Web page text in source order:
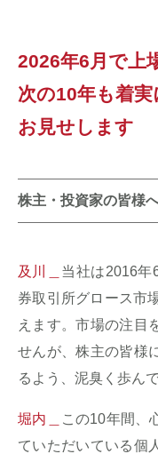
2026年6月で上
次の10年も着
お見せします
株主・投資家の皆様
及川＿ 当社は2016年
券取引所グロース市
えます。市場の注目
せんが、株主の皆様
るよう、泥臭く歩ん
堀内＿
この10年間、
ていただいている個